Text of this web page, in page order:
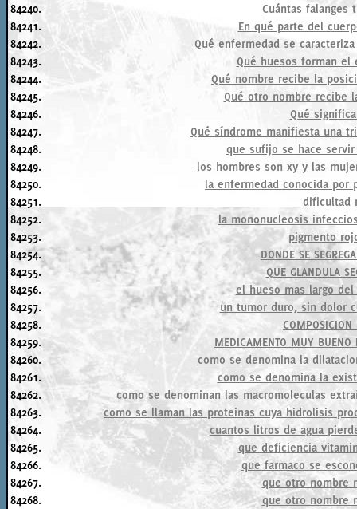
84240.
Cuántas falanges
84241.
En qué parte del
84242.
Qué enfermedad se
84243.
Qué huesos forman el
84244.
Qué nombre recibe la
84245.
Qué otro nombre recibe
84246.
Qué
84247.
Qué síndrome manifiesta una
84248.
que sufijo se hace
84249.
los hombres son xy y las
84250.
la enfermedad conocida por
84251.
dificultad
84252.
la mononucleosis
84253.
pigmento
84254.
DONDE SE
84255.
QUE GLANDULA
84256.
el hueso mas largo
84257.
un tumor duro, sin dolor
84258.
84259.
MEDICAMENTO MUY BUENO
84260.
como se denomina la
84261.
como se denomina la
84262.
como se denominan las macromoleculas
84263.
como se llaman las proteinas cuya hidrolisis
84264.
cuantos litros de agua
84265.
que deficiencia
84266.
que farmaco se
84267.
que otro nombre
84268.
que otro nombre